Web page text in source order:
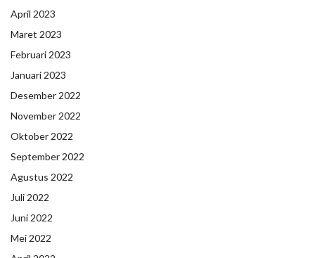
April 2023
Maret 2023
Februari 2023
Januari 2023
Desember 2022
November 2022
Oktober 2022
September 2022
Agustus 2022
Juli 2022
Juni 2022
Mei 2022